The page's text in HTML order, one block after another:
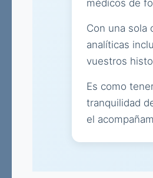
médicos de
Con una sola
analíticas
vuestros
Es como
tranquilidad
el